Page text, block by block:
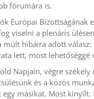
fórumára is.​
Európai Bizottságának
viselni a plenáris
múlt hibáira adott
lett, most lehetőséggé
Napjain, végre
és a közös
másikat. Most kinyílt.